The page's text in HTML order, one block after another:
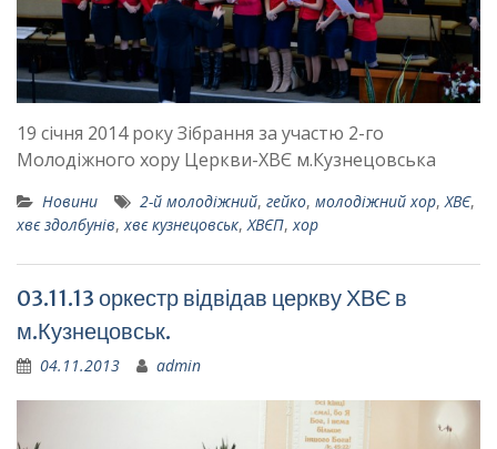
19 січня 2014 року Зібрання за участю 2-го
Молодіжного хору Церкви-ХВЄ м.Кузнецовська
Новини 2-й молодіжний, гейко, молодіжний хор,ХВЄ,
хвє здолбунів,хвє кузнецовськ,ХВЄП,хор
03.11.13 оркестр відвідав церкву ХВЄ в
м.Кузнецовськ.
04.11.2013 admin